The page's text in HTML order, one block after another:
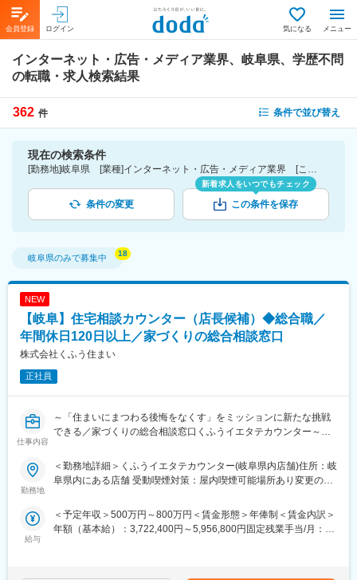
会員登録 ログイン 気になる メニュー
インターネット・広告・メディア業界、岐阜県、学歴不問
の転職・求人検索結果
362 件 条件で並び替え
現在の検索条件
[勤務地]岐阜県 [業種]インターネット・広告・メディア業界 [こだわり条件ピックアップ]学歴不問 [詳細条件](募集・採用情報)学歴不問
条件の変更
新着求人をいつでもチェック
この条件を保存
岐阜県のみで募集中
NEW
【岐阜】住宅相談カウンター（店長候補）◆総合職／
年間休日120日以上／家づくりの総合相談窓口
株式会社くふう住まい
正社員
仕事内容
～「住まいにまつわる後悔をなくす」をミッションに新たな挑戦
できる／家づくりの総合相談窓口くふうイエタテカウンター～
■概要：
家づくりの総合相談窓口『くふうイエタテカウンター』の店長候
や新店舗の立ち上げを担っていただく予定です。
勤務地
＜勤務地詳細＞くふうイエタテカウンター(岐阜県内店舗)住所：岐
阜県内にある店舗 受動喫煙対策：屋内喫煙可能場所あり変更の範
給与
＜予定年収＞500万円～800万円＜賃金形態＞年俸制＜賃金内訳＞
年額（基本給）：3,722,400円～5,956,800円固定残業手当/月：